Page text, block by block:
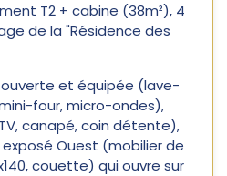
T2 + cabine (38m²), 4
de la "Résidence des
et équipée (lave-
four, micro-ondes),
canapé, coin détente),
Ouest (mobilier de
couette) qui ouvre sur